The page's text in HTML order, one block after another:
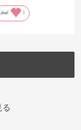
Like! 1